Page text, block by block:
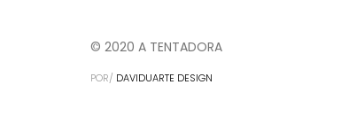
© 2020 A TENTADORA
POR/ DAVIDUARTE DESIGN